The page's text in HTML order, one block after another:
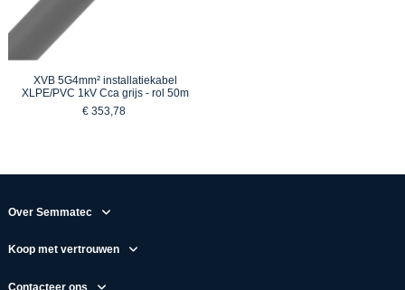
XVB 5G4mm² installatiekabel
XLPE/PVC 1kV Cca grijs - rol 50m
€ 353,78
Over Semmatec
Koop met vertrouwen
Contacteer ons